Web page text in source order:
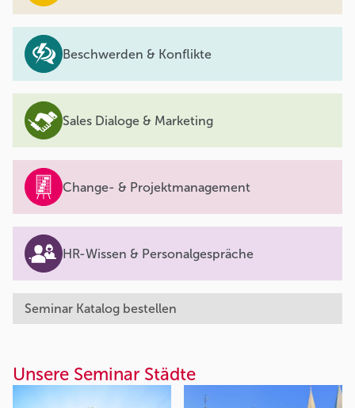
Beschwerden & Konflikte
Sales Dialoge & Marketing
Change- & Projektmanagement
HR-Wissen & Personalgespräche
Seminar Katalog bestellen
Unsere Seminar Städte